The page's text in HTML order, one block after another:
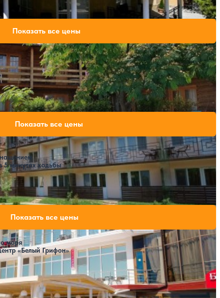
Расстояние до пляжа: 900 метров.
Показать все цены
5 минутах ходьбы
Показать все цены
моря
«Белый Грифон»
49,840 ₽
за 7 ночей, 2 взрослых
51,800 ₽
за 7 ночей, 2 взрослых
Показать все цены